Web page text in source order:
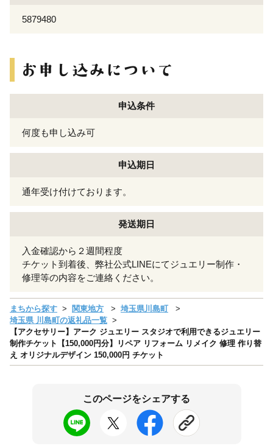
5879480
申込条件
何度も申し込み可
申込期日
通年受け付けております。
発送期日
入金確認から２週間程度
チケット到着後、弊社公式LINEにてジュエリー制作・
修理等の内容をご連絡ください。
まちから探す 関東地方
埼玉県川島町
埼玉県 川島町の返礼品一覧
【アクセサリー】アーク ジュエリー スタジオで利用できるジュエリー
制作チケット【150,000円分】リペア リフォーム リメイク 修理 作り替
え オリジナルデザイン 150,000円 チケット
このページをシェアする